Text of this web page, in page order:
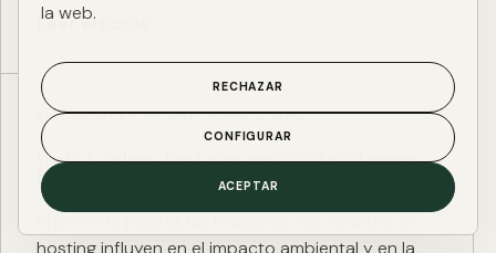
Leer artículo
ESG DIGITAL·27 ENE. 2025·4 MIN
Huella de carbono digital: cómo medir y reducir el impacto
ESG de una web
El peso de página, las imágenes, los scripts y el
hosting influyen en el impacto ambiental y en la
la web.
RECHAZAR
CONFIGURAR
ACEPTAR